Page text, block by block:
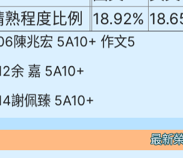
熟程度比例 18.92%
陳兆宏 5A10+ 作文5
余 嘉 5A10+
謝佩臻 5A10+
蘇奕愷
陳品帆
最新